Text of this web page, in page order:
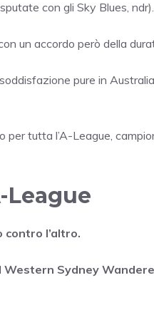
con gli Sky Blues, ndr).
un accordo però della
pure in
per tutta l’A-League,
League
contro l’altro.
Sydney